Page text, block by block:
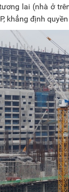
lai (nhà ở
khẳng định